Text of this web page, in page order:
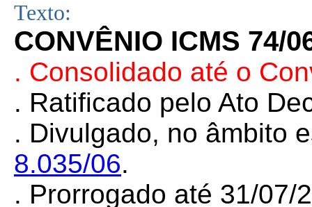
Texto:
CONVÊNIO ICMS 74/
. Consolidado até o
. Ratificado pelo Ato
. Divulgado, no âmbito
8.035/06.
. Prorrogado até 31/